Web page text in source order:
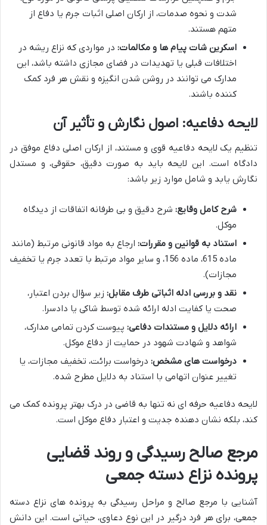
شدت و نحوه صدمات، از ارکان اصلی اثبات جرم یا دفاع از
متهم هستند.
اسکرین شات پیام ها و مکالمات: در مواردی که نزاع ریشه در
اختلافات قبلی یا تهدیدات در فضای مجازی داشته باشد، این
مدارک می توانند در روشن شدن انگیزه و نقش هر فرد کمک
کننده باشند.
لایحه دفاعیه: اصول نگارش و تأثیر آن
تنظیم یک لایحه دفاعیه قوی و مستند، از ارکان اصلی دفاع موفق در
دادگاه است. این لایحه باید به صورت دقیق، حقوقی، و مستدل
نگارش یابد و شامل موارد زیر باشد:
شرح کامل وقایع: شرح دقیق و بی طرفانه اتفاقات از دیدگاه
موکل.
استناد به قوانین و مقررات: ارجاع به مواد قانونی مرتبط (مانند
ماده 615، ماده 156، و سایر مواد مرتبط با تعدد جرم یا تخفیف
مجازات).
نقد و بررسی ادله اثباتی طرف مقابل: زیر سؤال بردن اعتبار،
صحت یا کفایت ادله ارائه شده توسط شاکی یا دادسرا.
ارائه دلایل و مستندات دفاعی: پیوست کردن تمامی مدارک،
شواهد و شهادت شهود در حمایت از دفاع موکل.
درخواست های مشخص: درخواست برائت، تخفیف مجازات، یا
تغییر عنوان اتهامی با استناد به دلایل مطرح شده.
لایحه دفاعیه حرفه ای نه تنها به قاضی در درک بهتر پرونده کمک می
کند، بلکه نشان دهنده جدیت و اعتبار دفاع موکل است.
مرجع صالح رسیدگی و روند قضایی
پرونده نزاع دسته جمعی
آشنایی با مرجع صالح و مراحل رسیدگی به پرونده های نزاع دسته
جمعی، برای هر فرد درگیر در این نوع دعاوی، حیاتی است. این دانش